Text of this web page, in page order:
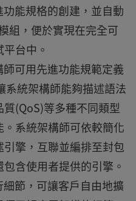
能規格的創建，並自動
組，便於實現在完全可
台中。
可用先進功能規範定義
系統架構師能夠描述語法
(QoS)等多種不同類型
系統架構師可依較簡化
擎，互聯並編排至封包
含使用者提供的引擎。
節，可讓客戶自由地擴